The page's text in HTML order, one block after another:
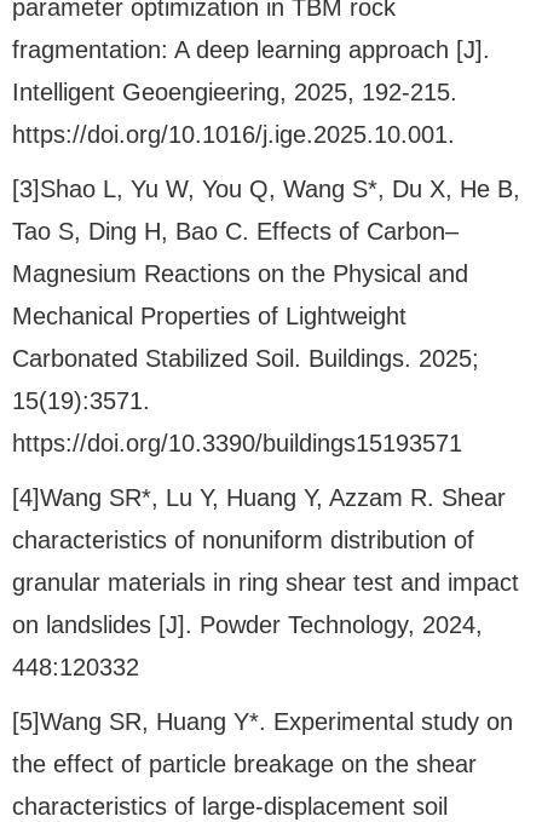
parameter optimization in TBM rock
fragmentation: A deep learning approach [J].
Intelligent Geoengieering, 2025, 192-215.
https://doi.org/10.1016/j.ige.2025.10.001.
[3]Shao L, Yu W, You Q, Wang S*, Du X, He B,
Tao S, Ding H, Bao C. Effects of Carbon–
Magnesium Reactions on the Physical and
Mechanical Properties of Lightweight
Carbonated Stabilized Soil. Buildings. 2025;
15(19):3571.
https://doi.org/10.3390/buildings15193571
[4]Wang SR*, Lu Y, Huang Y, Azzam R. Shear
characteristics of nonuniform distribution of
granular materials in ring shear test and impact
on landslides [J]. Powder Technology, 2024,
448:120332
[5]Wang SR, Huang Y*. Experimental study on
the effect of particle breakage on the shear
characteristics of large-displacement soil